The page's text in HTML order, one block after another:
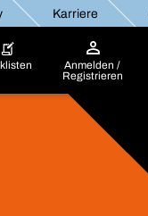
Karriere
Anmelden /
Registrieren